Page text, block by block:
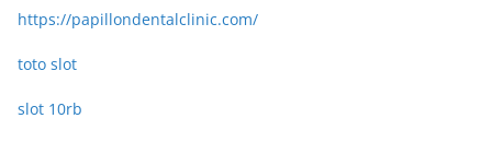
https://papillondentalclinic.com/
toto slot
slot 10rb